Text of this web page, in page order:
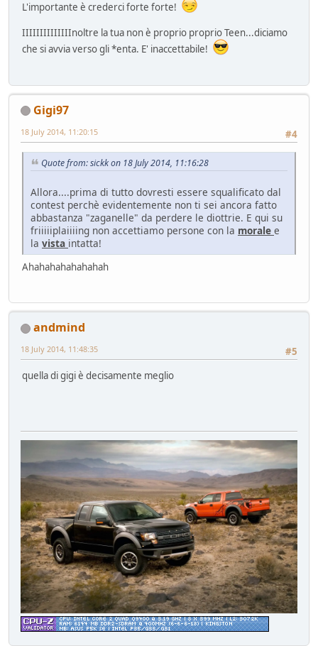
L'importante è crederci forte forte!
IIIIIIIIIIIIIInoltre la tua non è proprio proprio Teen...diciamo
che si avvia verso gli *enta. E' inaccettabile!
Gigi97
#4
18 July 2014, 11:20:15
Quote from: sickk on 18 July 2014, 11:16:28
Allora....prima di tutto dovresti essere squalificato dal
contest perchè evidentemente non ti sei ancora fatto
abbastanza "zaganelle" da perdere le diottrie. E qui su
friiiiiplaiiiing non accettiamo persone con la morale e
la vista intatta!
Ahahahahahahahah
andmind
#5
18 July 2014, 11:48:35
quella di gigi è decisamente meglio